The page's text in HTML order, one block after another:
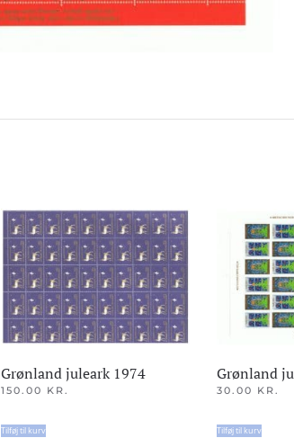
Grønland juleark 1974
150.00 KR.
Tilføj til kurv
Grønland
30.00 KR.
Tilføj til kurv